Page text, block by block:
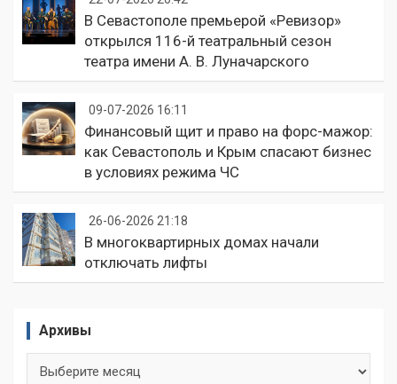
В Севастополе премьерой «Ревизор»
открылся 116-й театральный сезон
театра имени А. В. Луначарского
09-07-2026 16:11
Финансовый щит и право на форс-мажор:
как Севастополь и Крым спасают бизнес
в условиях режима ЧС
26-06-2026 21:18
В многоквартирных домах начали
отключать лифты
Архивы